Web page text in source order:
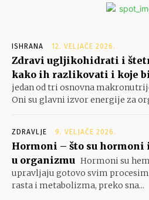
ISHRANA 12. VELJAČE 2026.
Zdravi ugljikohidrati i
kako ih razlikovati i koje
jedan od tri osnovna
Oni su glavni izvor energije za
ZDRAVLJE 9. VELJAČE 2026.
Hormoni – što su hormoni
u organizmu Hormoni su
upravljaju gotovo svim
rasta i metabolizma, preko sna...